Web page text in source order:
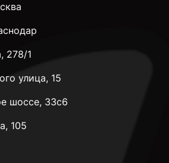
278/1
улица, 15
шоссе, 33с6
105